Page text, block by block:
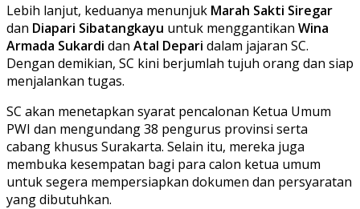
Lebih lanjut, keduanya menunjuk Marah Sakti Siregar
dan Diapari Sibatangkayu untuk menggantikan Wina
Armada Sukardi dan Atal Depari dalam jajaran SC.
Dengan demikian, SC kini berjumlah tujuh orang dan siap
menjalankan tugas.
SC akan menetapkan syarat pencalonan Ketua Umum
PWI dan mengundang 38 pengurus provinsi serta
cabang khusus Surakarta. Selain itu, mereka juga
membuka kesempatan bagi para calon ketua umum
untuk segera mempersiapkan dokumen dan persyaratan
yang dibutuhkan.